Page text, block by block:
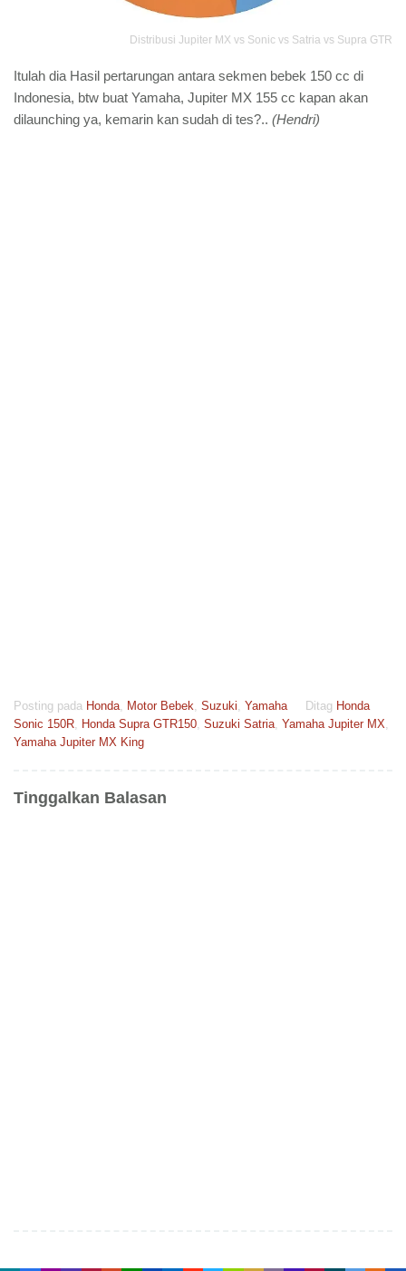
Distribusi Jupiter MX vs Sonic vs Satria vs Supra GTR
Itulah dia Hasil pertarungan antara sekmen bebek 150 cc di
Indonesia, btw buat Yamaha, Jupiter MX 155 cc kapan akan
dilaunching ya, kemarin kan sudah di tes?.. (Hendri)
Posting pada Honda Motor Bebek Suzuki Yamaha Ditag Honda
Sonic 150R Honda Supra GTR150 Suzuki Satria Yamaha Jupiter MX
Yamaha Jupiter MX King
Tinggalkan Balasan